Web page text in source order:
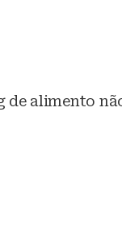
de alimento